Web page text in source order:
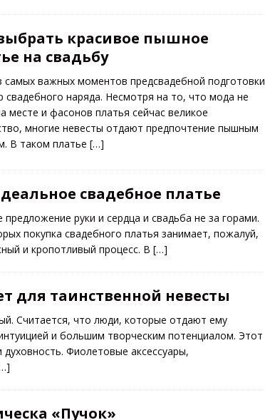
красивое пышное
на свадьбу
самых важных моментов предсвадебной подготовки
свадебного наряда. Несмотря на то, что мода не
месте и фасонов платья сейчас великое
многие невесты отдают предпочтение пышным
В таком платье […]
свадебное платье
руки и сердца и свадьба не за горами.
покупка свадебного платья занимает, пожалуй,
и кропотливый процесс. В […]
для таинственной невесты
Считается, что люди, которые отдают ему
и большим творческим потенциалом. Этот
Фиолетовые аксессуары,
«Пучок»